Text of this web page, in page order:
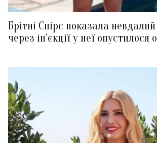
Брітні Спірс показала
через ін'єкції у неї опустилося